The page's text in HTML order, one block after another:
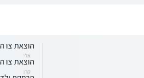
הוצאת צו
אלי
הוצאת צו
קרן